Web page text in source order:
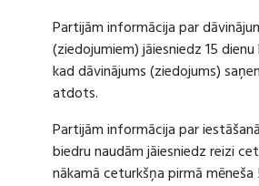
Partijām informācija par
(ziedojumiem) jāiesniedz 15
kad dāvinājums (ziedojums)
atdots.
Partijām informācija par
biedru naudām jāiesniedz reizi
nākamā ceturkšņa pirmā